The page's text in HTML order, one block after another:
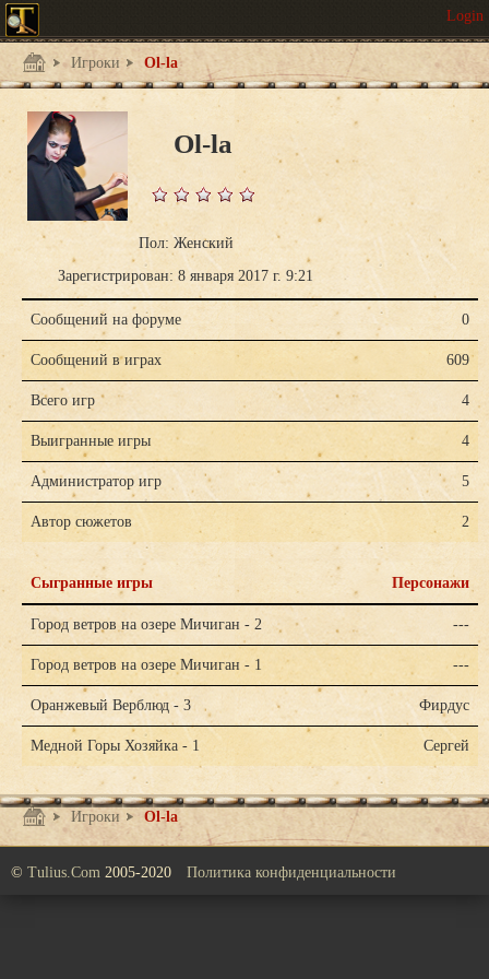
Игроки Ol-la
Ol-la
Пол: Женский
Зарегистрирован: 8 января 2017 г. 9:21
Сообщений на форуме 0
Сообщений в играх 609
Всего игр 4
Выигранные игры 4
Администратор игр 5
Автор сюжетов 2
Сыгранные игры Персонажи
Город ветров на озере Мичиган - 2 ---
Город ветров на озере Мичиган - 1 ---
Оранжевый Верблюд - 3 Фирдус
Медной Горы Хозяйка - 1 Сергей
Игроки Ol-la
© Tulius.Com 2005-2020 Политика конфиденциальности